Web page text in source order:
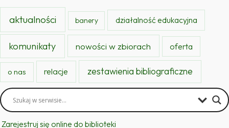
aktualności banery działalność edukacyjna
komunikaty nowości w zbiorach oferta
o nas relacje zestawienia bibliograficzne
Zarejestruj się online do biblioteki